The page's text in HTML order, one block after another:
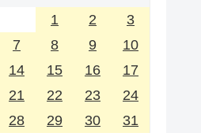
1 2
3
7 8 9
10
14 15 16
17
21 22 23
24
28 29 30 31